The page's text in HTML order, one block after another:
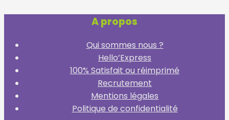
A propos
Qui sommes nous ?
Hello’Express
100% Satisfait ou réimprimé
Recrutement
Mentions légales
Politique de confidentialité